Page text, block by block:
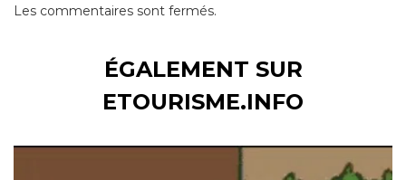
Les commentaires sont fermés.
ÉGALEMENT SUR
ETOURISME.INFO